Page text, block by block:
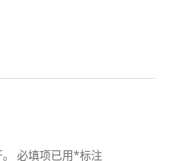
必填项已用*标注